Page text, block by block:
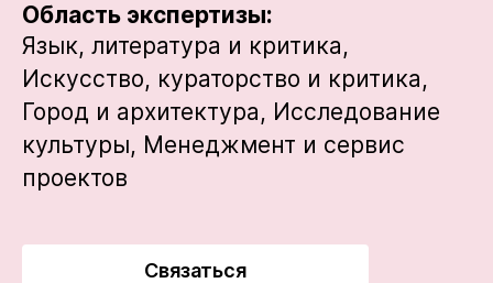
Область экспертизы:
Язык, литература и критика,
Искусство, кураторство и критика,
Город и архитектура, Исследование
культуры, Менеджмент и сервис
проектов
Связаться